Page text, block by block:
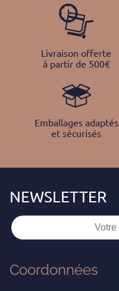
Livraison offerte
à partir de 500€
Emballages adaptés
et sécurisés
Coordonnées